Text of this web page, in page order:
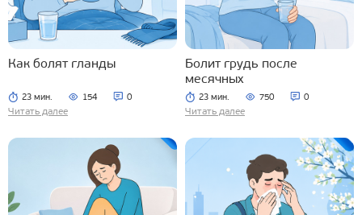
Как болят гланды
23 мин. 154 0
Читать далее
Болит грудь после
месячных
23 мин. 750 0
Читать далее